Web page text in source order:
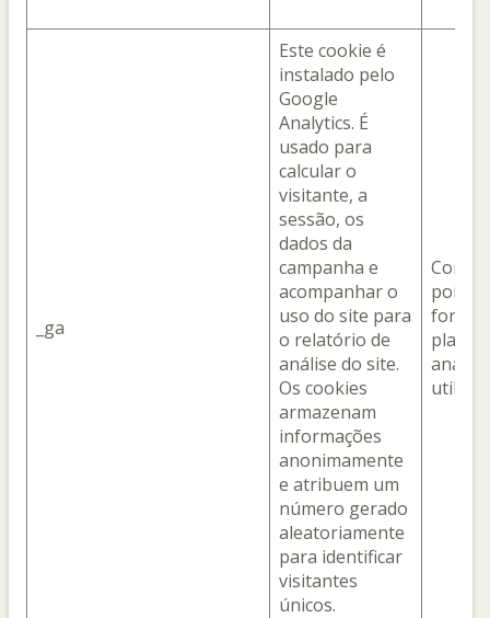
_ga
Este cookie é
instalado pelo
Google
Analytics. É
usado para
calcular o
visitante, a
sessão, os
dados da
campanha e
acompanhar o
uso do site para
o relatório de
análise do site.
Os cookies
armazenam
informações
anonimamente
e atribuem um
número gerado
aleatoriamente
para identificar
visitantes
únicos.
Com o
pois